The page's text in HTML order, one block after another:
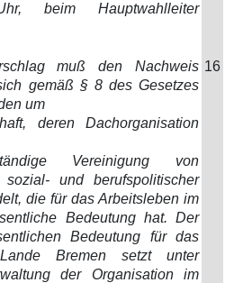
beim Hauptwahlleiter
muß den Nachweis
gemäß § 8 des Gesetzes
um
deren Dachorganisation
Vereinigung von
und berufspolitischer
die für das Arbeitsleben im
Bedeutung hat. Der
Bedeutung für das
Bremen setzt unter
der Organisation im
16